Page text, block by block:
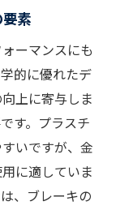
ホイールカ
法
ション
ック
素
ーマンスにも
的に優れたデ
上に寄与しま
す。プラスチ
いですが、金
に適していま
、ブレーキの